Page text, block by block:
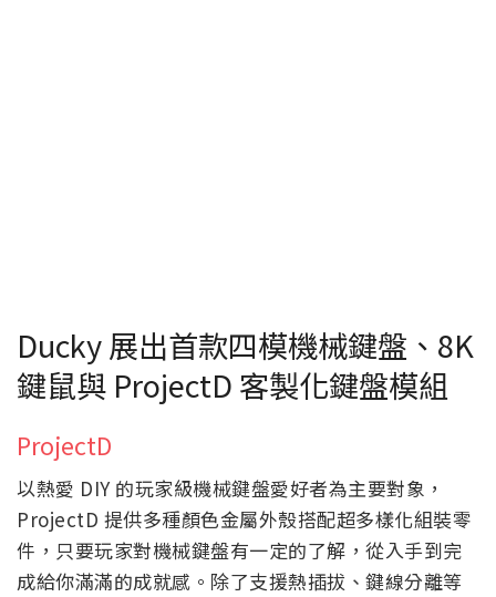
Ducky 展出首款四模機械鍵盤、8K
鍵鼠與 ProjectD 客製化鍵盤模組
ProjectD
以熱愛 DIY 的玩家級機械鍵盤愛好者為主要對象，
ProjectD 提供多種顏色金屬外殼搭配超多樣化組裝零
件，只要玩家對機械鍵盤有一定的了解，從入手到完
成給你滿滿的成就感。除了支援熱插拔、鍵線分離等